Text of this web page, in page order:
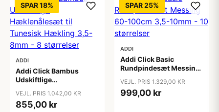
SPAR 18%
ADDI
Addi Click Bambus
Udskiftlige
Tunesisk Hækling 3,5-
8mm - 8 størrelser
VEJL. PRIS 1.042,00 KR
855,00 kr
SPAR 25%
ADDI
Addi Click Basic
Rundpindesæt Messing
10 størrelser
VEJL. PRIS 1.329,00 KR
999,00 kr